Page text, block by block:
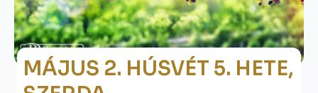
MÁJUS 2. HÚSVÉT 5. HETE,